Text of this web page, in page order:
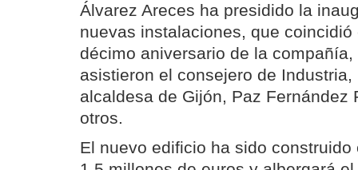
Álvarez Areces ha presidido la
nuevas instalaciones, que
décimo aniversario de la
asistieron el consejero de Industria,
alcaldesa de Gijón, Paz Fernández
otros.
El nuevo edificio ha sido